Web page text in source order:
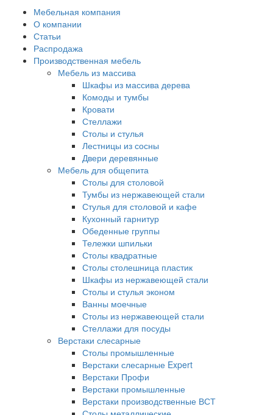
Мебельная компания
О компании
Статьи
Распродажа
Производственная мебель
Мебель из массива
Шкафы из массива дерева
Комоды и тумбы
Кровати
Стеллажи
Столы и стулья
Лестницы из сосны
Двери деревянные
Мебель для общепита
Столы для столовой
Тумбы из нержавеющей стали
Стулья для столовой и кафе
Кухонный гарнитур
Обеденные группы
Тележки шпильки
Столы квадратные
Столы столешница пластик
Шкафы из нержавеющей стали
Столы и стулья эконом
Ванны моечные
Столы из нержавеющей стали
Стеллажи для посуды
Верстаки слесарные
Столы промышленные
Верстаки слесарные Expert
Верстаки Профи
Верстаки промышленные
Верстаки производственные ВСТ